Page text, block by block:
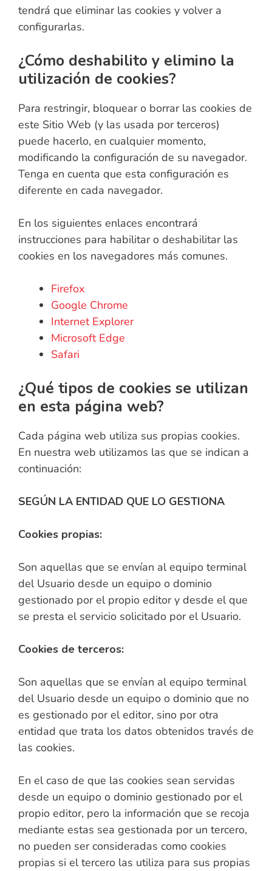
tendrá que eliminar las cookies y volver a
configurarlas.
¿Cómo deshabilito y elimino la
utilización de cookies?
Para restringir, bloquear o borrar las cookies de
este Sitio Web (y las usada por terceros)
puede hacerlo, en cualquier momento,
modificando la configuración de su navegador.
Tenga en cuenta que esta configuración es
diferente en cada navegador.
En los siguientes enlaces encontrará
instrucciones para habilitar o deshabilitar las
cookies en los navegadores más comunes.
Firefox
Google Chrome
Internet Explorer
Microsoft Edge
Safari
¿Qué tipos de cookies se utilizan
en esta página web?
Cada página web utiliza sus propias cookies.
En nuestra web utilizamos las que se indican a
continuación:
SEGÚN LA ENTIDAD QUE LO GESTIONA
Cookies propias:
Son aquellas que se envían al equipo terminal
del Usuario desde un equipo o dominio
gestionado por el propio editor y desde el que
se presta el servicio solicitado por el Usuario.
Cookies de terceros:
Son aquellas que se envían al equipo terminal
del Usuario desde un equipo o dominio que no
es gestionado por el editor, sino por otra
entidad que trata los datos obtenidos través de
las cookies.
En el caso de que las cookies sean servidas
desde un equipo o dominio gestionado por el
propio editor, pero la información que se recoja
mediante estas sea gestionada por un tercero,
no pueden ser consideradas como cookies
propias si el tercero las utiliza para sus propias